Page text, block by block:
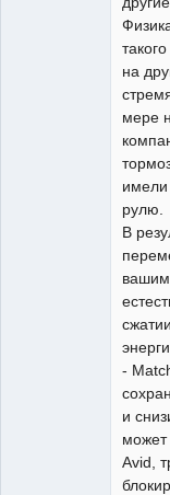
на
мере
рулю.
В
-
и
может
Avid,